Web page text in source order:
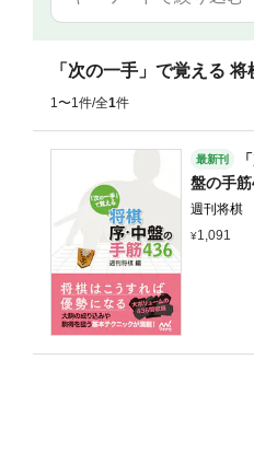
「次の一手」で覚える
1〜1件/全1件
最新刊
盤の手
週刊将棋
1,091